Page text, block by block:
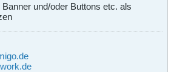
und/oder Buttons etc. als